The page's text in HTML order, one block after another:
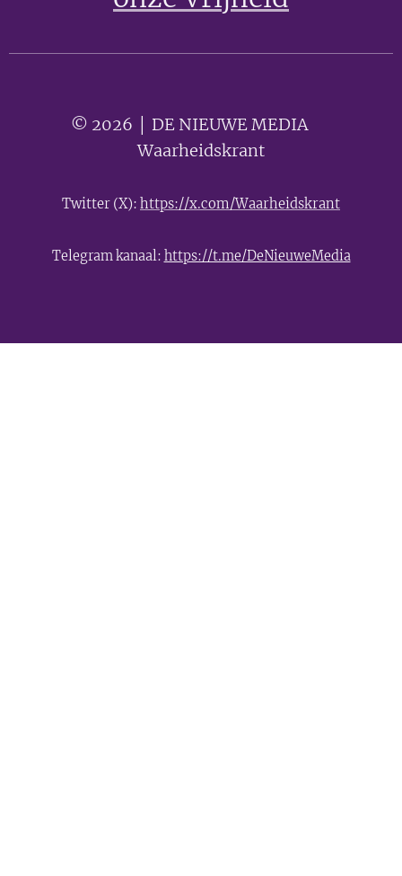
© 2026 │ DE NIEUWE MEDIA 🟣
Waarheidskrant
Twitter (X): https://x.com/Waarheidskrant
Telegram kanaal: https://t.me/DeNieuweMedia